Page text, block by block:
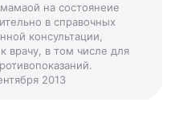
на состоянеие
в справочных
консультации,
врачу, в том числе для
2013